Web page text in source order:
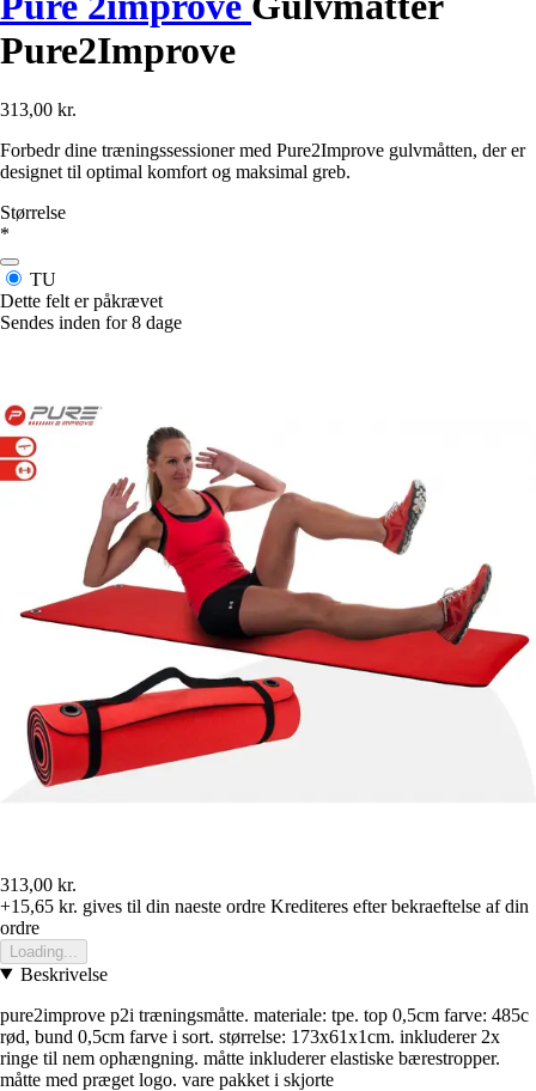
Pure2Improve
313,00 kr.
Forbedr dine træningssessioner med Pure2Improve gulvmåtten, der er
designet til optimal komfort og maksimal greb.
Størrelse
*
TU
Dette felt er påkrævet
Sendes inden for 8 dage
313,00 kr.
+15,65 kr. gives til din naeste ordre Krediteres efter bekraeftelse af din
ordre
Loading...
Beskrivelse
pure2improve p2i træningsmåtte. materiale: tpe. top 0,5cm farve: 485c
rød, bund 0,5cm farve i sort. størrelse: 173x61x1cm. inkluderer 2x
ringe til nem ophængning. måtte inkluderer elastiske bærestropper.
måtte med præget logo. vare pakket i skjorte